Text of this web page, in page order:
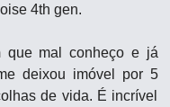
4th gen.
que mal conheço e já
deixou imóvel por 5
de vida. É incrível